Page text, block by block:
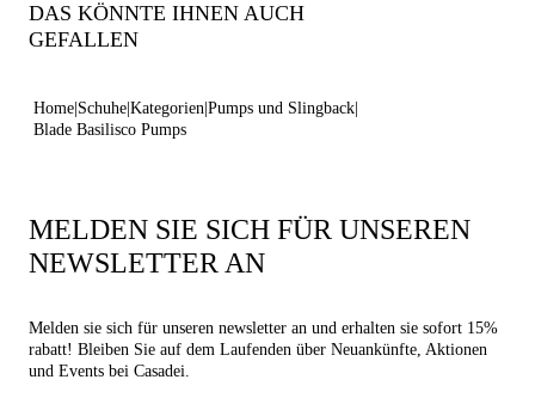
DAS KÖNNTE IHNEN AUCH
GEFALLEN
Home Schuhe Kategorien Pumps und Slingback
Blade Basilisco Pumps
MELDEN SIE SICH FÜR UNSEREN
NEWSLETTER AN
Melden sie sich für unseren newsletter an und erhalten sie sofort 15%
rabatt! Bleiben Sie auf dem Laufenden über Neuankünfte, Aktionen
und Events bei Casadei.